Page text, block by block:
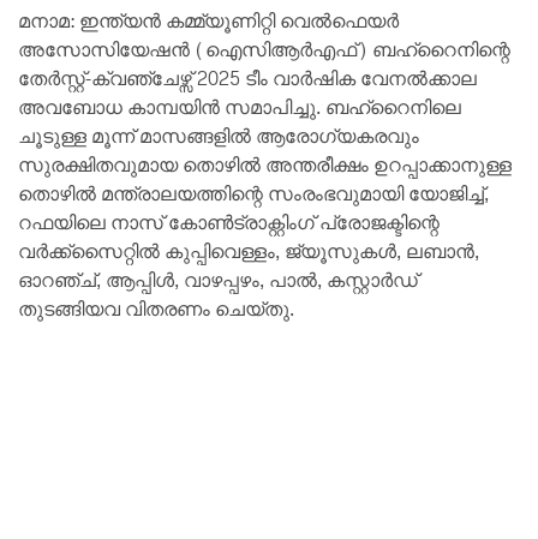
മനാമ: ഇന്ത്യന്‍ കമ്മ്യൂണിറ്റി വെല്‍ഫെയര്‍
അസോസിയേഷന്‍ (ഐസിആര്‍എഫ്) ബഹ്റൈനിന്റെ
തേര്‍സ്റ്റ്-ക്വഞ്ചേഴ്സ് 2025 ടീം വാര്‍ഷിക വേനല്‍ക്കാല
അവബോധ കാമ്പയിന്‍ സമാപിച്ചു. ബഹ്റൈനിലെ
ചൂടുള്ള മൂന്ന് മാസങ്ങളില്‍ ആരോഗ്യകരവും
സുരക്ഷിതവുമായ തൊഴില്‍ അന്തരീക്ഷം ഉറപ്പാക്കാനുള്ള
തൊഴില്‍ മന്ത്രാലയത്തിന്റെ സംരംഭവുമായി യോജിച്ച്,
റഫയിലെ നാസ് കോണ്‍ട്രാക്റ്റിംഗ് പ്രോജക്ടിന്റെ
വര്‍ക്ക്സൈറ്റില്‍ കുപ്പിവെള്ളം, ജ്യൂസുകള്‍, ലബാന്‍,
ഓറഞ്ച്, ആപ്പിള്‍, വാഴപ്പഴം, പാല്‍, കസ്റ്റാര്‍ഡ്
തുടങ്ങിയവ വിതരണം ചെയ്തു.